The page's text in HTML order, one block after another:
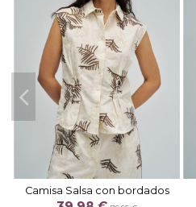
Camisa Salsa con bordados